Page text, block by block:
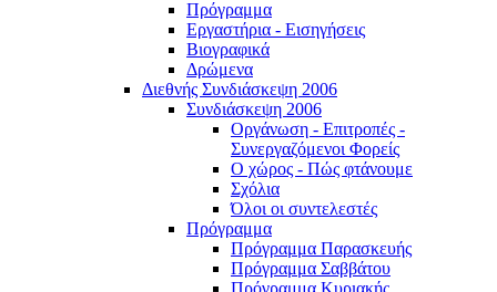
Πρόγραμμα
Εργαστήρια - Εισηγήσεις
Βιογραφικά
Δρώμενα
Διεθνής Συνδιάσκεψη 2006
Συνδιάσκεψη 2006
Οργάνωση - Επιτροπές -
Συνεργαζόμενοι Φορείς
Ο χώρος - Πώς φτάνουμε
Σχόλια
Όλοι οι συντελεστές
Πρόγραμμα
Πρόγραμμα Παρασκευής
Πρόγραμμα Σαββάτου
Πρόγραμμα Κυριακής